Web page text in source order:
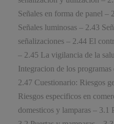
Señales en forma de panel –
Señales luminosas – 2.43
señalizaciones – 2.44 El
– 2.45 La vigilancia de la
Integracion de los
2.47 Cuestionario: Riesgos
Riesgos especificos en
domesticos y lamparas – 3.1